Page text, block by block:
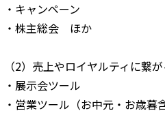
・キャンペーン
・株主総会 ほか
（2）売上やロイヤルティに繋
・展示会ツール
・営業ツール（お中元・お歳暮